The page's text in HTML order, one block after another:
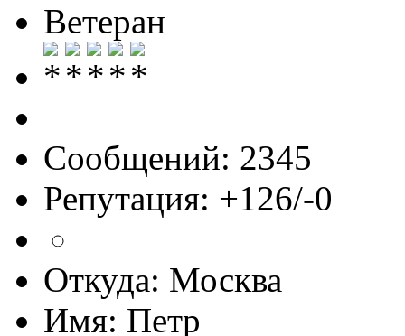
Ветеран
Сообщений: 2345
Репутация: +126/-0
Откуда: Москва
Имя: Петр